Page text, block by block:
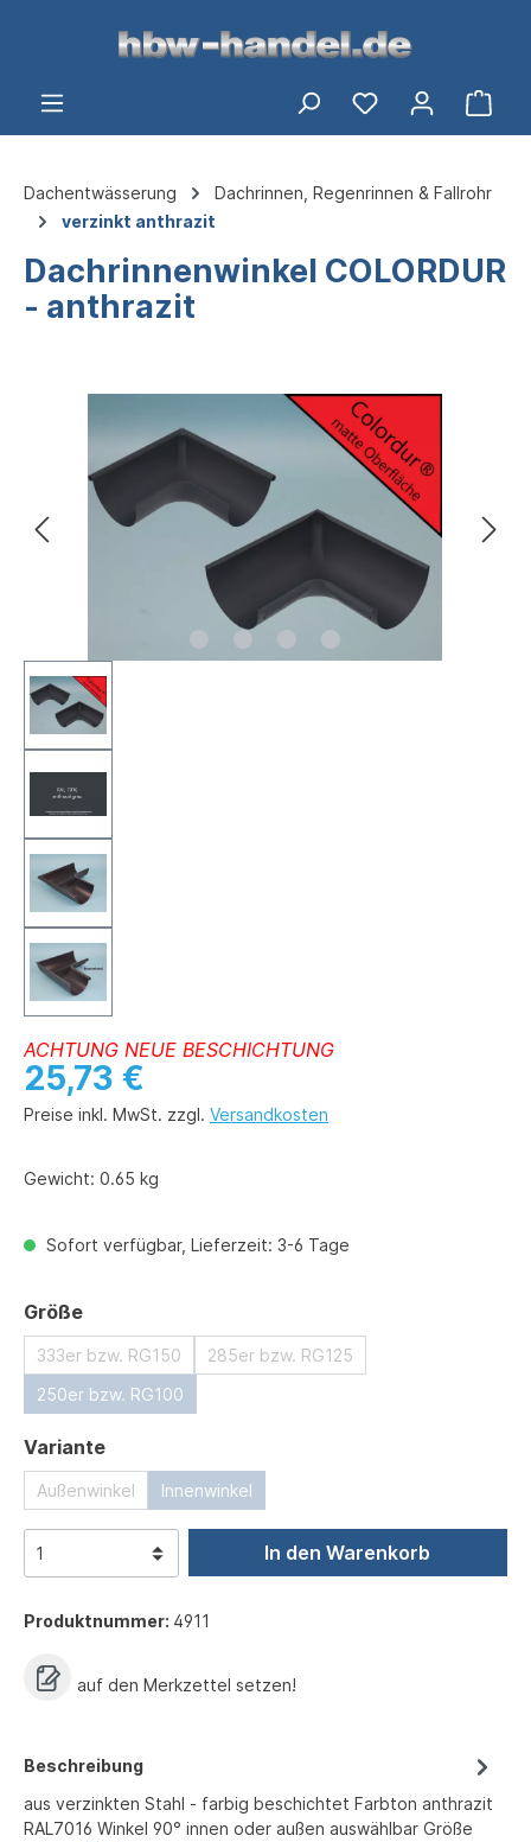
springen
Dachentwässerung
Dachrinnen, Regenrinnen & Fallrohr
verzinkt anthrazit
Dachrinnenwinkel COLORDUR
- anthrazit
ACHTUNG NEUE BESCHICHTUNG
25,73 €
Preise inkl. MwSt. zzgl. Versandkosten
Gewicht: 0.65 kg
Sofort verfügbar, Lieferzeit: 3-6 Tage
Größeauswählen
333er bzw. RG150
285er bzw. RG125
250er bzw. RG100
Varianteauswählen
Außenwinkel Innenwinkel
In den Warenkorb
Produktnummer: 4911
auf den Merkzettel setzen!
Beschreibung
aus verzinkten Stahl - farbig beschichtet Farbton anthrazit
RAL7016 Winkel 90° innen oder außen auswählbar Größe